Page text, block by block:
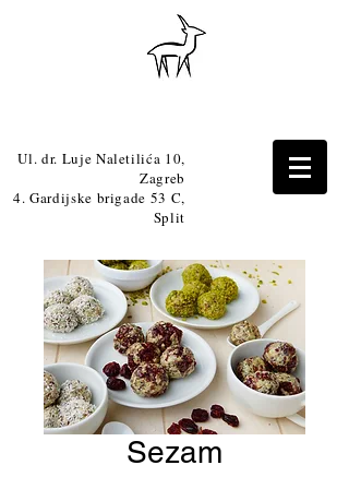
Ul. dr. Luje Naletilića 10,
Zagreb
4. Gardijske brigade 53 C,
Split
Sezam